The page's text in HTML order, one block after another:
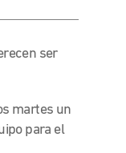
ser
martes un
para el